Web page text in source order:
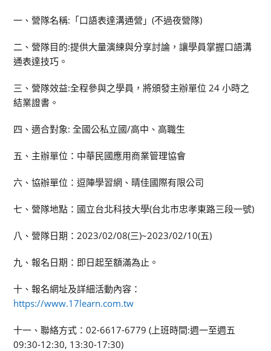
一、營隊名稱:「口語表達溝通營」(不過夜營隊)
二、營隊目的:提供大量演練與分享討論，讓學員掌握口語溝
通表達技巧。
三、營隊效益:全程參與之學員，將頒發主辦單位 24 小時之
結業證書。
四、適合對象: 全國公私立國/高中、高職生
五、主辦單位：中華民國應用商業管理協會
六、協辦單位：逗陣學習網、晴佳國際有限公司
七、營隊地點：國立台北科技大學(台北市忠孝東路三段一號)
八、營隊日期：2023/02/08(三)~2023/02/10(五)
九、報名日期：即日起至額滿為止。
十、報名網址及詳細活動內容：
https://www.17learn.com.tw
十一、聯絡方式：02-6617-6779 (上班時間:週一至週五
09:30-12:30, 13:30-17:30)